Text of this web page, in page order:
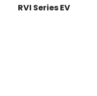
RVI Series EV